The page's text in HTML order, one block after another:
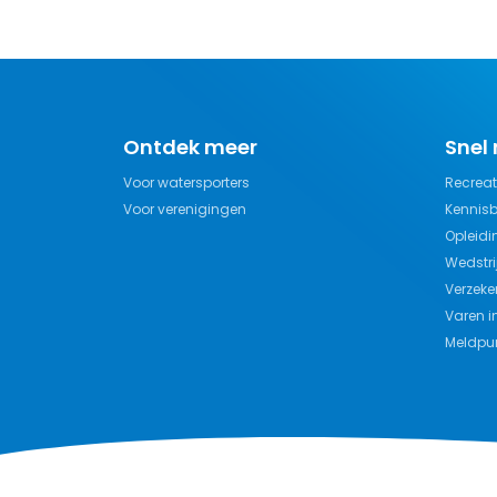
Ontdek meer
Voor watersporters
Voor verenigingen
Snel
Varen